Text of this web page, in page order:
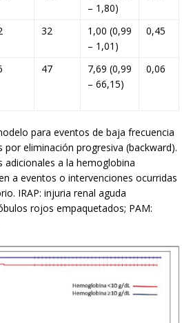
– 1,80)
32
1,00 (0,99
– 1,01)
0,45
47
7,69 (0,99
– 66,15)
0,06
para eventos de baja frecuencia
por eliminación progresiva (backward).
adicionales a la hemoglobina
a eventos o intervenciones ocurridas
IRAP: injuria renal aguda
rojos empaquetados; PAM: